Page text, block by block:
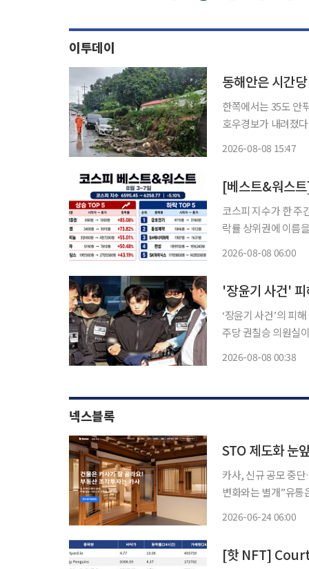
이투데이
동해안은 시간
한쪽에서는 35도 안
호우경보가 내려졌다
2026-08-08 15:47
코스피 지수가 한 주
락률 상위권에 이름
2026-08-08 06:00
'장윤기 사건'
‘장윤기 사건’의 피해
주당 권칠승 의원실
2026-08-08 00:38
넥스블록
STO 제도화 눈
카사, 신규 공모 중
변화와는 별개”유통은 장
2026-06-24 06:00
[핫 NFT]